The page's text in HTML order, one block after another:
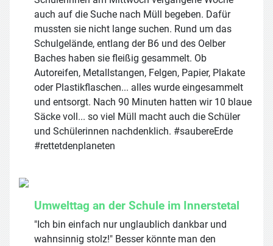
auch auf die Suche nach Müll begeben. Dafür
mussten sie nicht lange suchen. Rund um das
Schulgelände, entlang der B6 und des Oelber
Baches haben sie fleißig gesammelt. Ob
Autoreifen, Metallstangen, Felgen, Papier, Plakate
oder Plastikflaschen... alles wurde eingesammelt
und entsorgt. Nach 90 Minuten hatten wir 10 blaue
Säcke voll... so viel Müll macht auch die Schüler
und Schülerinnen nachdenklich. #saubereErde
#rettetdenplaneten
Umwelttag an der Schule im Innerstetal
"Ich bin einfach nur unglaublich dankbar und
wahnsinnig stolz!" Besser könnte man den